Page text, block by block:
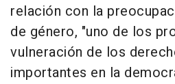
relación con la
de género, "uno de los
vulneración de los
importantes en la